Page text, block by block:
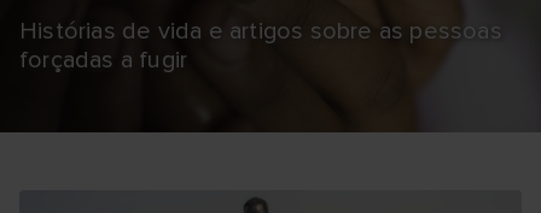
Histórias de vida e artigos sobre as pessoas
forçadas a fugir